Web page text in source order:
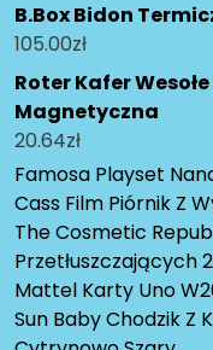
B.Box Bidon
105.00zł
Roter Kafer
Magnetyczna
20.64zł
Famosa Playset
Cass Film Piórnik Z
The Cosmetic
Przetłuszczających
Mattel Karty Uno
Sun Baby Chodzik Z